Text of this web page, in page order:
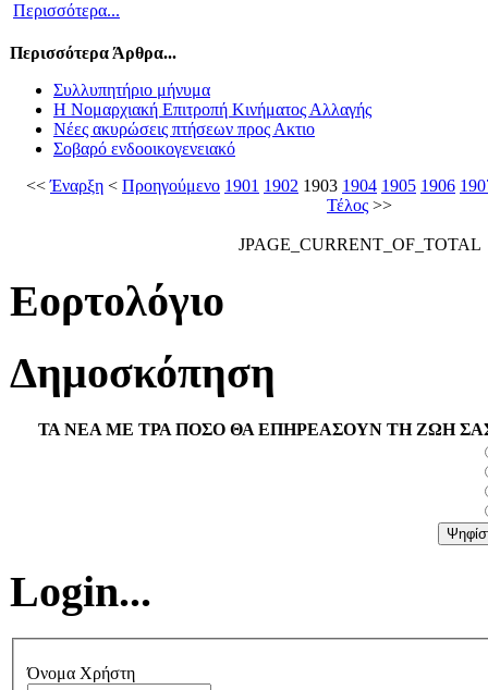
Περισσότερα...
Περισσότερα Άρθρα...
Συλλυπητήριο μήνυμα
Η Νομαρχιακή Επιτροπή Κινήματος Αλλαγής
Νέες ακυρώσεις πτήσεων προς Ακτιο
Σοβαρό ενδοοικογενειακό
<<Έναρξη < Προηγούμενο 1901 1902 1903 1904 1905 1906
Τέλος >>
JPAGE_CURRENT_OF_TOTAL
Εορτολόγιο
Δημοσκόπηση
ΤΑ ΝΕΑ ΜΕ ΤΡΑ ΠΟΣΟ ΘΑ ΕΠΗΡΕΑΣΟΥΝ ΤΗ ΖΩΗ
Login...
Όνομα Χρήστη